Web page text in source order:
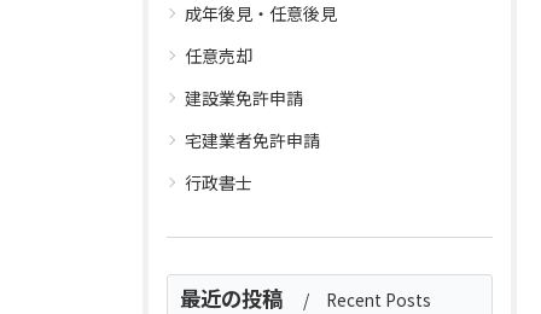
成年後見・任意後見
任意売却
建設業免許申請
宅建業者免許申請
行政書士
最近の投稿 Recent Posts